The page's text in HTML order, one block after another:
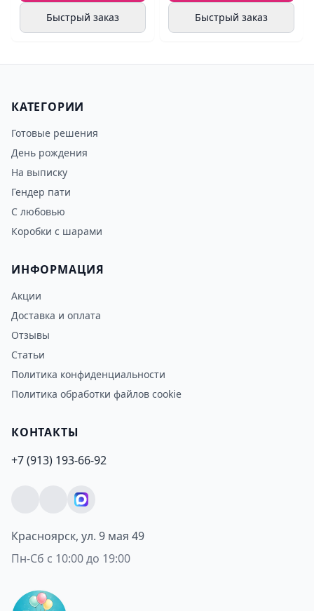
Быстрый заказ Быстрый заказ
КАТЕГОРИИ
Готовые решения
День рождения
На выписку
Гендер пати
С любовью
Коробки с шарами
ИНФОРМАЦИЯ
Акции
Доставка и оплата
Отзывы
Статьи
Политика конфиденциальности
Политика обработки файлов cookie
КОНТАКТЫ
+7 (913) 193-66-92
Красноярск, ул. 9 мая 49
Пн-Сб с 10:00 до 19:00